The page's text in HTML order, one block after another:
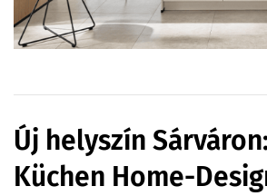
Új helyszín
Küchen Home-